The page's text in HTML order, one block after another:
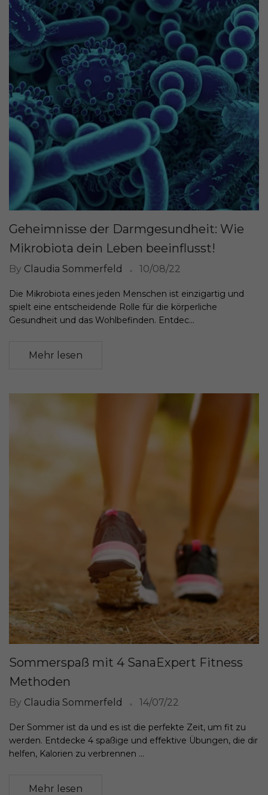
Geheimnisse der Darmgesundheit: Wie
Mikrobiota dein Leben beeinflusst!
By Claudia Sommerfeld 10/08/22
Die Mikrobiota eines jeden Menschen ist einzigartig und
spielt eine entscheidende Rolle für die körperliche
Gesundheit und das Wohlbefinden. Entdec...
Mehr lesen
Sommerspaß mit 4 SanaExpert Fitness
Methoden
By Claudia Sommerfeld 14/07/22
Der Sommer ist da und es ist die perfekte Zeit, um fit zu
werden. Entdecke 4 spaßige und effektive Übungen, die dir
helfen, Kalorien zu verbrennen ...
Mehr lesen